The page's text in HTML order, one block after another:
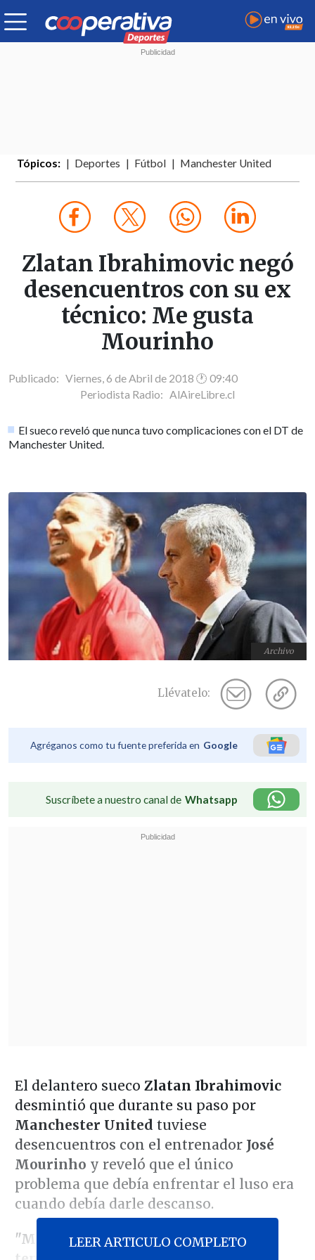
Tópicos: Deportes Fútbol Manchester United
Zlatan Ibrahimovic negó
desencuentros con su ex
técnico: Me gusta
Mourinho
Publicado: Viernes, 6 de Abril de 2018 🕐 09:40
Periodista Radio: AlAireLibre.cl
El sueco reveló que nunca tuvo complicaciones con el DT de
Manchester United.
Archivo
Llévatelo:
Agréganos como tu fuente preferida en Google
Suscríbete a nuestro canal de Whatsapp
El delantero sueco Zlatan Ibrahimovic
desmintió que durante su paso por
Manchester United tuviese
desencuentros con el entrenador José
Mourinho y reveló que el único
problema que debía enfrentar el luso era
cuando debía darle descanso.
"Me dijo que el único problema que
LEER ARTICULO COMPLETO